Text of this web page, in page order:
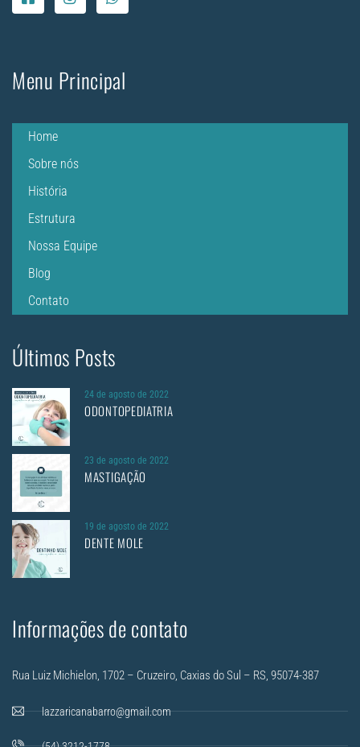
Menu Principal
Home
Sobre nós
História
Estrutura
Nossa Equipe
Blog
Contato
Últimos Posts
24 de agosto de 2022
ODONTOPEDIATRIA
23 de agosto de 2022
MASTIGAÇÃO
19 de agosto de 2022
DENTE MOLE
Informações de contato
Rua Luiz Michielon, 1702 – Cruzeiro, Caxias do Sul – RS, 95074-387
lazzaricanabarro@gmail.com